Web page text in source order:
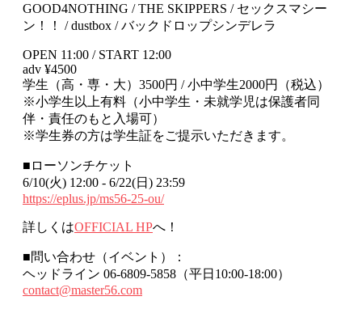
GOOD4NOTHING / THE SKIPPERS / セックスマシー
ン！！ / dustbox / バックドロップシンデレラ
OPEN 11:00 / START 12:00
adv ¥4500
学生（高・専・大）3500円 / 小中学生2000円（税込）
※小学生以上有料（小中学生・未就学児は保護者同
伴・責任のもと入場可）
※学生券の方は学生証をご提示いただきます。
■ローソンチケット
6/10(⽕) 12:00 - 6/22(⽇) 23:59
https://eplus.jp/ms56-25-ou/
詳しくはOFFICIAL HPへ！
■問い合わせ（イベント）：
ヘッドライン 06-6809-5858（平日10:00-18:00）
contact@master56.com